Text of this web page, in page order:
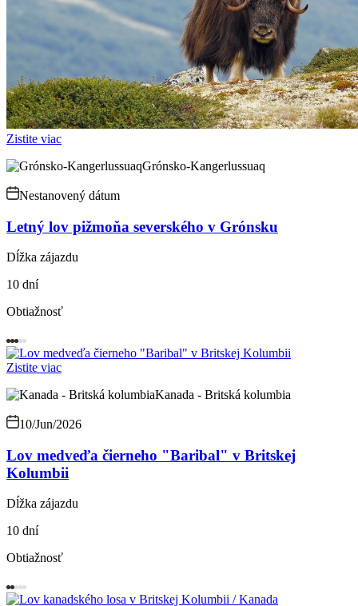
Zistite viac
Grónsko-Kangerlussuaq
Nestanovený dátum
Letný lov pižmoňa severského v Grónsku
Dĺžka zájazdu
10 dní
Obtiažnosť
Zistite viac
Kanada - Britská kolumbia
10/Jun/2026
Lov medveďa čierneho "Baribal" v Britskej
Kolumbii
Dĺžka zájazdu
10 dní
Obtiažnosť